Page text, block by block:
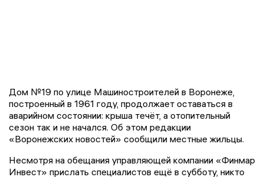
Дом №19 по улице Машиностроителей в Воронеже,
построенный в 1961 году, продолжает оставаться в
аварийном состоянии: крыша течёт, а отопительный
сезон так и не начался. Об этом редакции
«Воронежских новостей» сообщили местные жильцы.
Несмотря на обещания управляющей компании «Финмар
Инвест» прислать специалистов ещё в субботу, никто